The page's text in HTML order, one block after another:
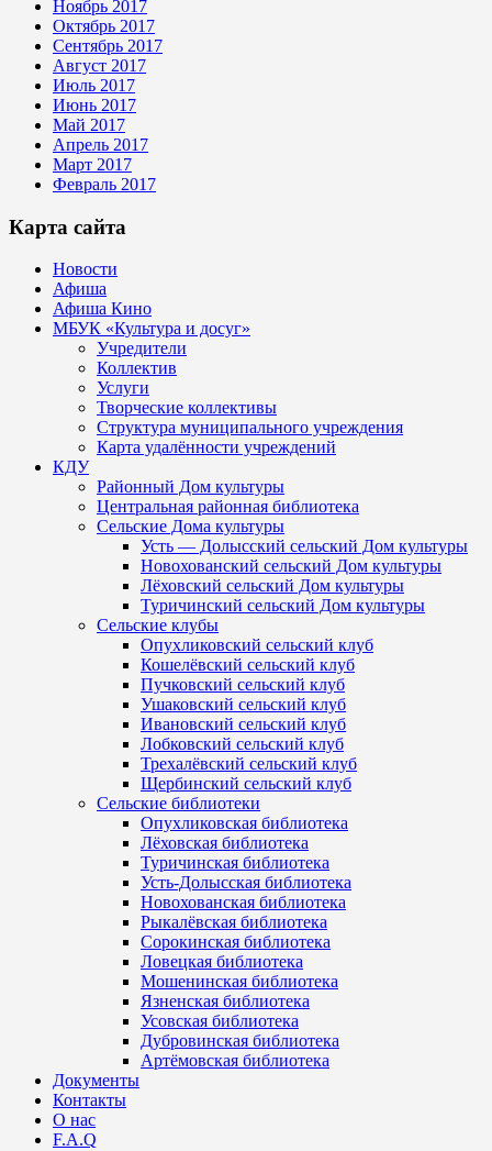
Ноябрь 2017
Октябрь 2017
Сентябрь 2017
Август 2017
Июль 2017
Июнь 2017
Май 2017
Апрель 2017
Март 2017
Февраль 2017
Карта сайта
Новости
Афиша
Афиша Кино
МБУК «Культура и досуг»
Учредители
Коллектив
Услуги
Творческие коллективы
Структура муниципального учреждения
Карта удалённости учреждений
КДУ
Районный Дом культуры
Центральная районная библиотека
Сельские Дома культуры
Усть — Долысский сельский Дом культуры
Новохованский сельский Дом культуры
Лёховский сельский Дом культуры
Туричинский сельский Дом культуры
Сельские клубы
Опухликовский сельский клуб
Кошелёвский сельский клуб
Пучковский сельский клуб
Ушаковский сельский клуб
Ивановский сельский клуб
Лобковский сельский клуб
Трехалёвский сельский клуб
Щербинский сельский клуб
Сельские библиотеки
Опухликовская библиотека
Лёховская библиотека
Туричинская библиотека
Усть-Долысская библиотека
Новохованская библиотека
Рыкалёвская библиотека
Сорокинская библиотека
Ловецкая библиотека
Мошенинская библиотека
Язненская библиотека
Усовская библиотека
Дубровинская библиотека
Артёмовская библиотека
Документы
Контакты
О нас
F.A.Q